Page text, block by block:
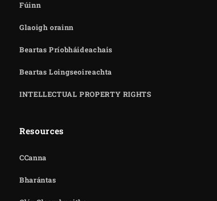
Fúinn
Glaoigh orainn
Beartas Príobháideachais
Beartas Loingseoireachta
INTELLECTUAL PROPERTY RIGHTS
Resources
CCanna
Bharántas